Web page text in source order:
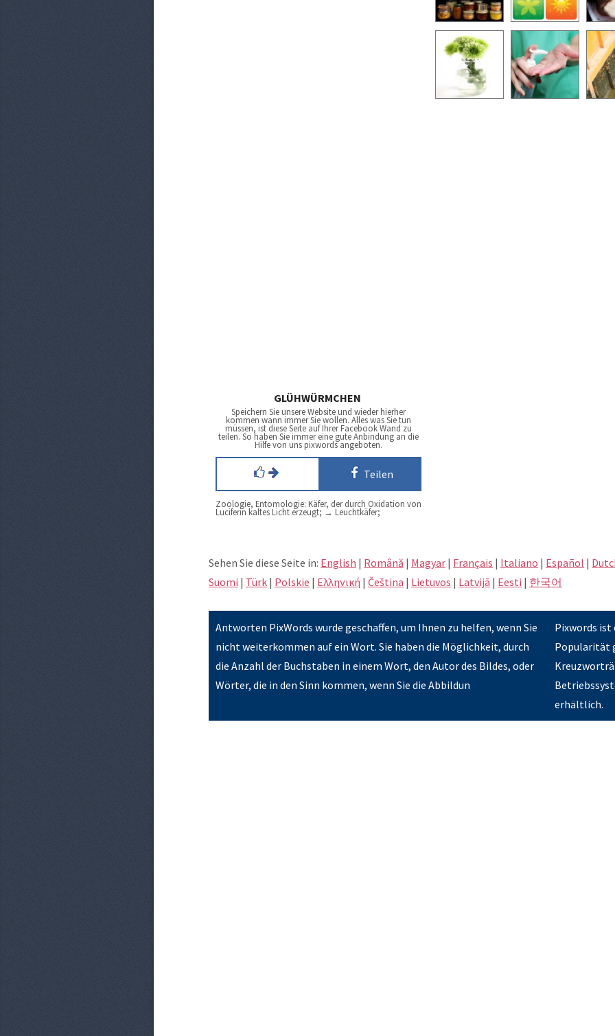
GLÜHWÜRMCHEN
Speichern Sie unsere Website und wieder hierher
kommen wann immer Sie wollen. Alles was Sie tun
müssen, ist diese Seite auf Ihrer Facebook Wand zu
teilen. So haben Sie immer eine gute Anbindung an die
Hilfe von uns pixwords angeboten.
Teilen
Zoologie, Entomologie: Käfer, der durch Oxidation von
Luciferin kaltes Licht erzeugt; → Leuchtkäfer;
Sehen Sie diese Seite in: English | Română | Magyar | Français | Italiano | Español |
Suomi | Türk | Polskie | Eλληνική | Čeština | Lietuvos | Latvijā | Eesti | 한국어
Antworten PixWords wurde geschaffen, um Ihnen zu helfen, wenn Sie
nicht weiterkommen auf ein Wort. Sie haben die Möglichkeit, durch
die Anzahl der Buchstaben in einem Wort, den Autor des Bildes, oder
Wörter, die in den Sinn kommen, wenn Sie die Abbildun
Pixwords
Popularität
erhältlich.